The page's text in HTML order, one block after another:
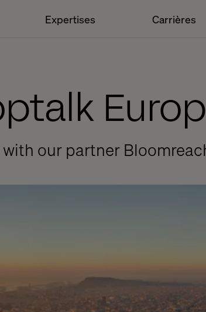
Expertises Carrières
our partner